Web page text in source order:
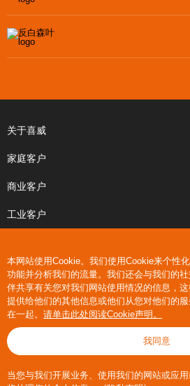
关于喜威
家庭客户
商业客户
工业客户
公司邮箱
联系我们
020-
喜威中国版权所有 地址：广东省广州市海珠
合规政策
法律
本网站使用Cookie。我们使用Cookie来个性
功能并分析我们的流量。我们还会与我们的
伴共享有关您对我们网站使用情况的信息，
提供给他们的其他信息或他们从您对他们的
在一起。 请单击此处阅读Cookie声明。
我同意
当您与我们开展业务、使用我们的网站或应